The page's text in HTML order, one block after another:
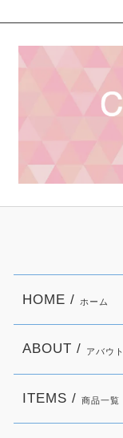
HOME / ホーム
ABOUT / アバウト
ITEMS / 商品一覧